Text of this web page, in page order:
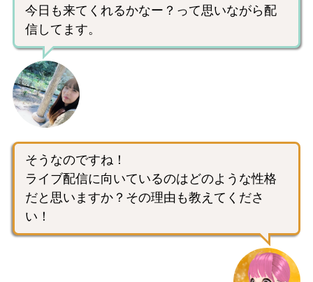
今日も来てくれるかなー？って思いながら配
信してます。
そうなのですね！
ライブ配信に向いているのはどのような性格
だと思いますか？その理由も教えてくださ
い！